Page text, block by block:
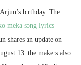
birthday. The
meka song lyrics
shares an update on
13. the makers also